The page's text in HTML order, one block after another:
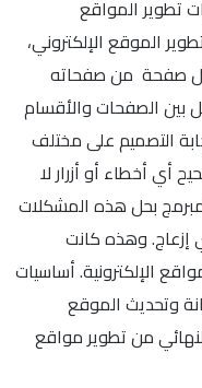
تطوير المواقع
الموقع الإلكتروني،
كل صفحة من صفحاته
بين الصفحات والأقسام
التصميم على مختلف
أي أخطاء أو أزرار لا
بحل هذه المشكلات
وهذه كانت
الإلكترونية. أساسيات
وتحديث الموقع
من تطوير مواقع